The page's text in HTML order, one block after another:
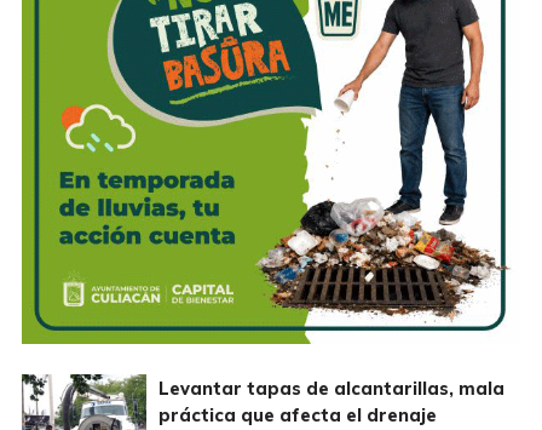
Levantar tapas de alcantarillas, mala
práctica que afecta el drenaje